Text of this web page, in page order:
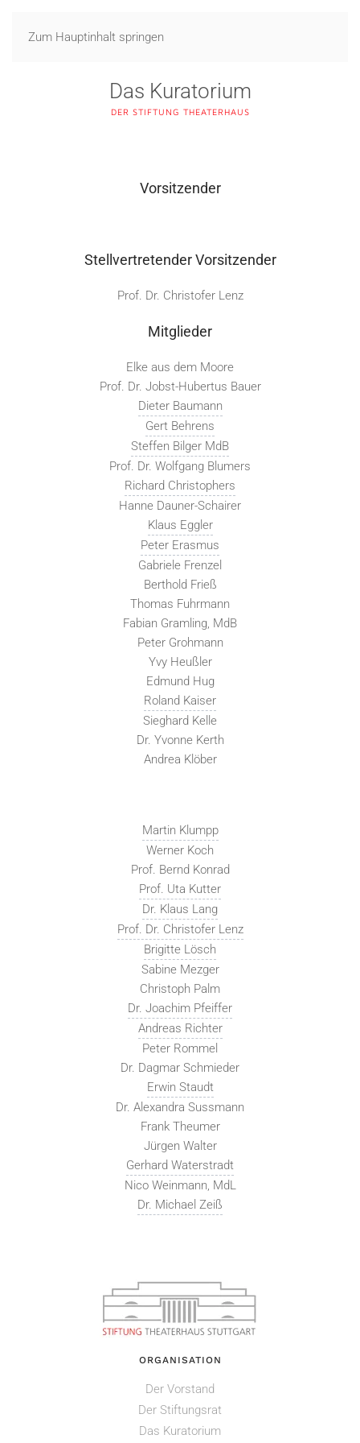
Zum Hauptinhalt springen
Das Kuratorium
DER STIFTUNG THEATERHAUS
Vorsitzender
Stellvertretender Vorsitzender
Prof. Dr. Christofer Lenz
Mitglieder
Elke aus dem Moore
Prof. Dr. Jobst-Hubertus Bauer
Dieter Baumann
Gert Behrens
Steffen Bilger MdB
Prof. Dr. Wolfgang Blumers
Richard Christophers
Hanne Dauner-Schairer
Klaus Eggler
Peter Erasmus
Gabriele Frenzel
Berthold Frieß
Thomas Fuhrmann
Fabian Gramling, MdB
Peter Grohmann
Yvy Heußler
Edmund Hug
Roland Kaiser
Sieghard Kelle
Dr. Yvonne Kerth
Andrea Klöber
Martin Klumpp
Werner Koch
Prof. Bernd Konrad
Prof. Uta Kutter
Dr. Klaus Lang
Prof. Dr. Christofer Lenz
Brigitte Lösch
Sabine Mezger
Christoph Palm
Dr. Joachim Pfeiffer
Andreas Richter
Peter Rommel
Dr. Dagmar Schmieder
Erwin Staudt
Dr. Alexandra Sussmann
Frank Theumer
Jürgen Walter
Gerhard Waterstradt
Nico Weinmann, MdL
Dr. Michael Zeiß
ORGANISATION
Der Vorstand
Der Stiftungsrat
Das Kuratorium